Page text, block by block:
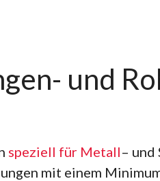
und
speziell für Metall– und
mit einem